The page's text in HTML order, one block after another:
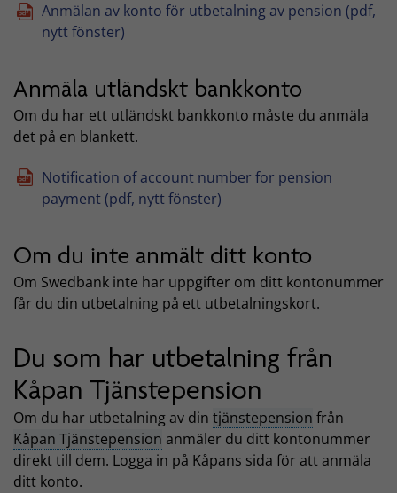
Anmälan av konto för utbetalning av pension (pdf,
nytt fönster)
Anmäla utländskt bankkonto
Om du har ett utländskt bankkonto måste du anmäla
det på en blankett.
Notification of account number for pension
payment (pdf, nytt fönster)
Om du inte anmält ditt konto
Om Swedbank inte har uppgifter om ditt kontonummer
får du din utbetalning på ett utbetalningskort.
Du som har utbetalning från
Kåpan Tjänstepension
Om du har utbetalning av din tjänstepension från
Kåpan Tjänstepension anmäler du ditt kontonummer
direkt till dem. Logga in på Kåpans sida för att anmäla
ditt konto.